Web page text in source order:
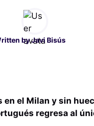
byJavi Bisús
en el Milan y sin
regresa al